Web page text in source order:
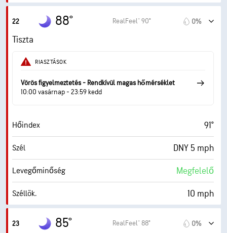
Harmatppont
AccuLumen Brightness Index™
Felhőtakaró
Felhőalap 30000 láb
22 88° RealFeel® 90° 0%
Tiszta
RIASZTÁSOK
Vörös figyelmeztetés - Rendkívül magas hőmérséklet
10:00 vasárnap - 23:59 kedd
Hőindex 91°
Szél DNY 5 mph
Levegőminőség Megfelelő
Széllök. 10 mph
23 85° RealFeel® 88° 0%